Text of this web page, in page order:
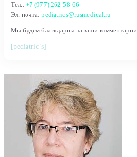
Тел.: +7 (977) 262-58-66
Эл. почта:pediatrics@rusmedical.ru
Мы будем благодарны за ваши комментарии.
[pediatric`s]